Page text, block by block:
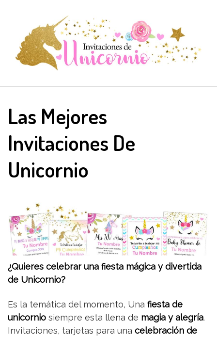
contenido
Las Mejores
Invitaciones De
Unicornio
¿Quieres celebrar una fiesta mágica y divertida
de Unicornio?
Es la temática del momento, Una fiesta de
unicornio siempre esta llena de magia y alegría.
Invitaciones, tarjetas para una celebración de